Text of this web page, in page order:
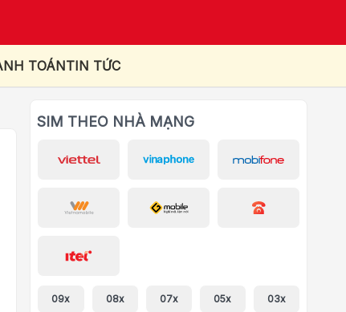
TOÁNTIN TỨC
SIM THEO NHÀ MẠNG
09x 08x 07x 05x 03x